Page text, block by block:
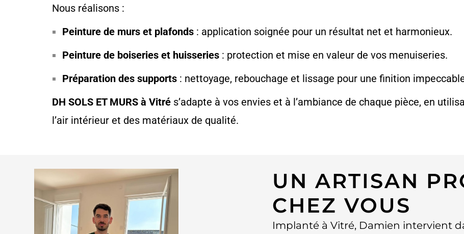
Nous réalisons :
Peinture de murs et plafonds : application soignée pour un résultat net et harmonieux.
Peinture de boiseries et huisseries : protection et mise en valeur de vos menuiseries.
Préparation des supports : nettoyage, rebouchage et lissage pour une finition
DH SOLS ET MURS à Vitré s’adapte à vos envies et à l’ambiance de chaque pièce, en
l’air intérieur et des matériaux de qualité.
UN ARTISAN
CHEZ VOUS
Implanté à Vitré, Damien intervient